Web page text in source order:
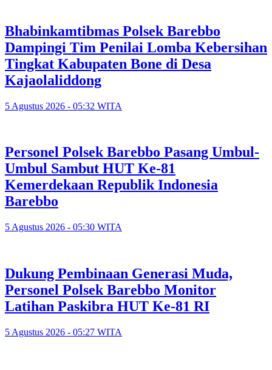
Bhabinkamtibmas Polsek Barebbo
Dampingi Tim Penilai Lomba Kebersihan
Tingkat Kabupaten Bone di Desa
Kajaolaliddong
5 Agustus 2026 - 05:32 WITA
Personel Polsek Barebbo Pasang Umbul-
Umbul Sambut HUT Ke-81
Kemerdekaan Republik Indonesia
Barebbo
5 Agustus 2026 - 05:30 WITA
Dukung Pembinaan Generasi Muda,
Personel Polsek Barebbo Monitor
Latihan Paskibra HUT Ke-81 RI
5 Agustus 2026 - 05:27 WITA